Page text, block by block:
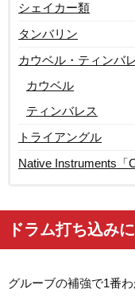
シェイカー類
タンバリン
カウベル・ティンバ
カウベル
ティンバレス
トライアングル
Native Instruments「
ドラム打ち込み
グルーブの補強で1番